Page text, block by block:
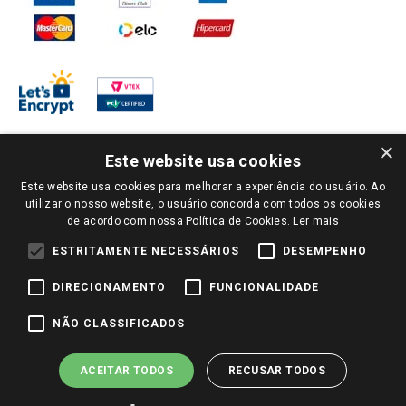
PARA VER OS PREÇOS DA SUA REGIÃO, FAÇA LOGIN E SELECIONE A LOJA DE
SUA PREFERÊNCIA. SOMENTE APÓS O LOGIN, OS PREÇOS DA SUA REGIÃO OU
LOJA SERÃO CARREGADOS.
TODOS OS PREÇOS E CONDIÇÕES COMERCIAIS DESTE SITE SÃO VÁLIDOS APENAS
PARA COMPRAS REALIZADAS NO GIASSI.COM.BR E NA LOJA SELECIONADA
PREÇOS PARA AS VENDAS ONLINE DIVULGADOS NO SITE PREVALECEM ANTE
COMUNICAÇÃO E SITES DE BUSCAS.
2022 COPYRIGHT - GIASSI SUPERMERCADOS. TODOS OS DIREITOS RESERVADOS.
×
Este website usa cookies
Este website usa cookies para melhorar a experiência do usuário. Ao
utilizar o nosso website, o usuário concorda com todos os cookies
de acordo com nossa Política de Cookies. Ler mais
ESTRITAMENTE NECESSÁRIOS DESEMPENHO
DIRECIONAMENTO FUNCIONALIDADE
NÃO CLASSIFICADOS
ACEITAR TODOS RECUSAR TODOS